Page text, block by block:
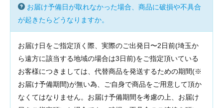
お届け予備日が取れなかった場合、商品に破損や不具合
が起きたらどうなりますか。
お届け日をご指定頂く際、実際のご出発日〜2日前(埼玉か
ら遠方に該当する地域の場合は3日前)をご指定頂いている
お客様につきましては、代替商品を発送するための期間(※
お届け予備期間)が無い為、ご自身で商品をご用意して頂か
なくてはなりません。お届け予備期間を考慮の上、お届け